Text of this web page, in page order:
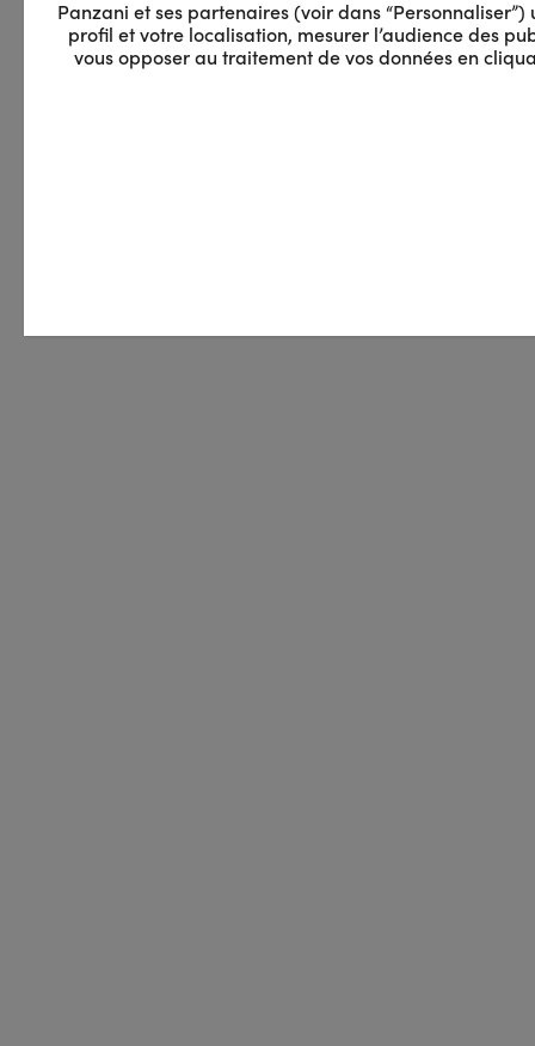
Panzani et ses partenaires (voir dans
profil et votre localisation, mesurer l’audience des
vous opposer au traitement de vos données en